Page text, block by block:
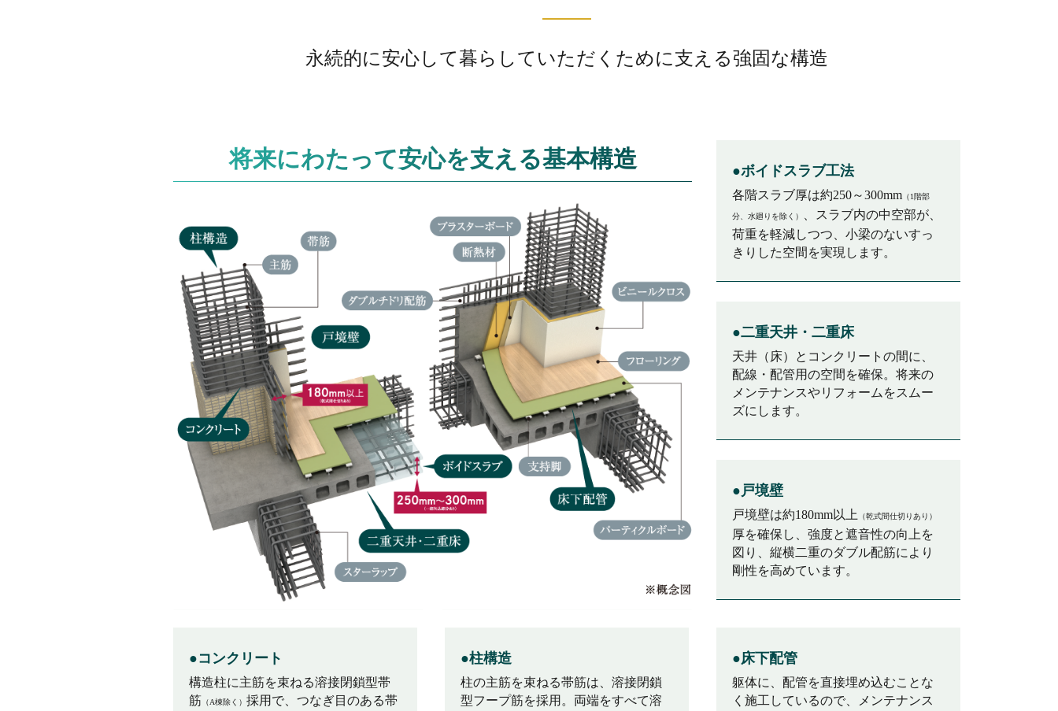
永続的に安心して暮らしていただくために支える強固な構造
将来にわたって安心を支える基本構造 ●ボイドスラブ工法
各階スラブ厚は約250～300mm （1階部
分、水廻りを除く）
、スラブ内の中空部が、
荷重を軽減しつつ、小梁のないすっ
きりした空間を実現します。
●二重天井・二重床
天井（床）とコンクリートの間に、
配線・配管用の空間を確保。将来の
メンテナンスやリフォームをスムー
ズにします。
●戸境壁
戸境壁は約180mm以上 （乾式間仕切りあり）
厚を確保し、強度と遮音性の向上を
図り、縦横二重のダブル配筋により
剛性を高めています。
●コンクリート
構造柱に主筋を束ねる溶接閉鎖型帯
筋 （A棟除く） 採用で、つなぎ目のある帯
●柱構造
柱の主筋を束ねる帯筋は、溶接閉鎖
型フープ筋を採用。両端をすべて溶
●床下配管
躯体に、配管を直接埋め込むことな
く施工しているので、メンテナンス